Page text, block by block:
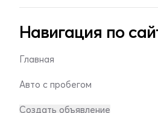
Навигация по
Главная
Авто с пробегом
Создать объявление